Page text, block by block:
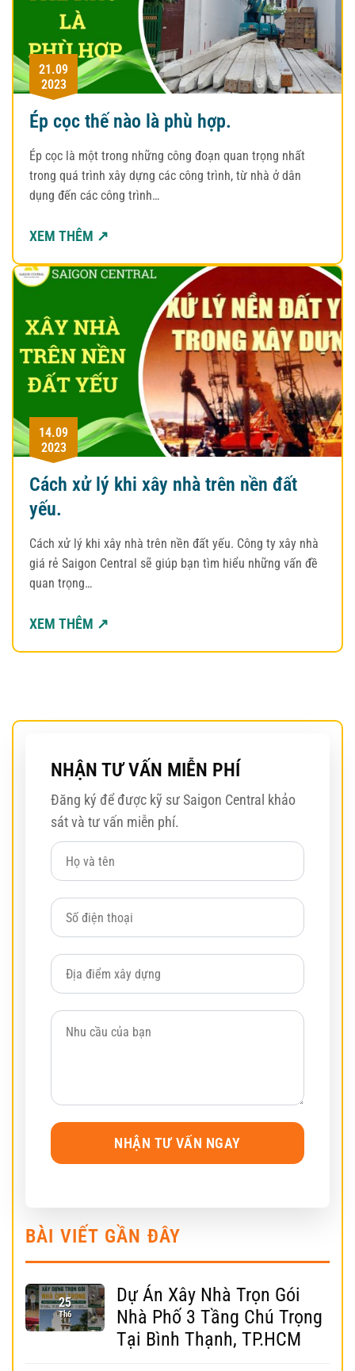
21.09
2023
Ép cọc thế nào là phù hợp.
Ép cọc là một trong những công đoạn quan trọng nhất
trong quá trình xây dựng các công trình, từ nhà ở dân
dụng đến các công trình…
XEM THÊM ↗
14.09
2023
Cách xử lý khi xây nhà trên nền đất
yếu.
Cách xử lý khi xây nhà trên nền đất yếu. Công ty xây nhà
giá rẻ Saigon Central sẽ giúp bạn tìm hiểu những vấn đề
quan trọng…
XEM THÊM ↗
NHẬN TƯ VẤN MIỄN PHÍ
Đăng ký để được kỹ sư Saigon Central khảo
sát và tư vấn miễn phí.
BÀI VIẾT GẦN ĐÂY
25
Th6
Dự Án Xây Nhà Trọn Gói
Nhà Phố 3 Tầng Chú Trọng
Tại Bình Thạnh, TP.HCM